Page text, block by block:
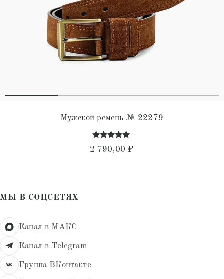
Мужской ремень № 22279
Оценка
4.87
2 790,00 ₽
МЫ В СОЦСЕТЯХ
Канал в МАКС
Канал в Telegram
Группа ВКонтакте